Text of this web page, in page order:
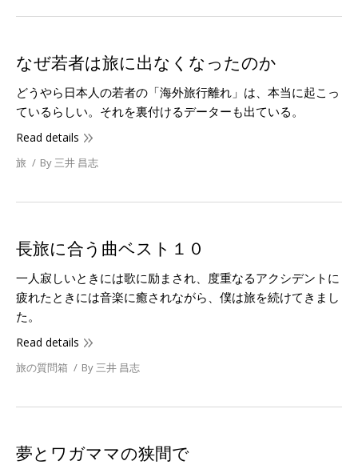
なぜ若者は旅に出なくなったのか
どうやら日本人の若者の「海外旅行離れ」は、本当に起こっ
ているらしい。それを裏付けるデーターも出ている。
Read details
旅 By 三井 昌志
長旅に合う曲ベスト１０
一人寂しいときには歌に励まされ、度重なるアクシデントに
疲れたときには音楽に癒されながら、僕は旅を続けてきまし
た。
Read details
旅の質問箱 By 三井 昌志
夢とワガママの狭間で